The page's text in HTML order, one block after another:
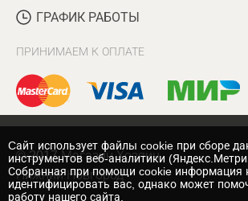
ГРАФИК РАБОТЫ
ПРИНИМАЕМ К ОПЛАТЕ
© 2017 Магазин Хозяин
Нижний Новгород
Cайт использует файлы cookie при сборе
инструментов веб-аналитики
Собранная при помощи cookie информация
идентифицировать вас, однако может
работу нашего сайта.